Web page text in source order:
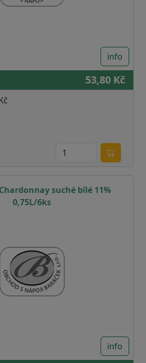
info
53,80 Kč
suché bílé 11%
0,75L/6ks
info